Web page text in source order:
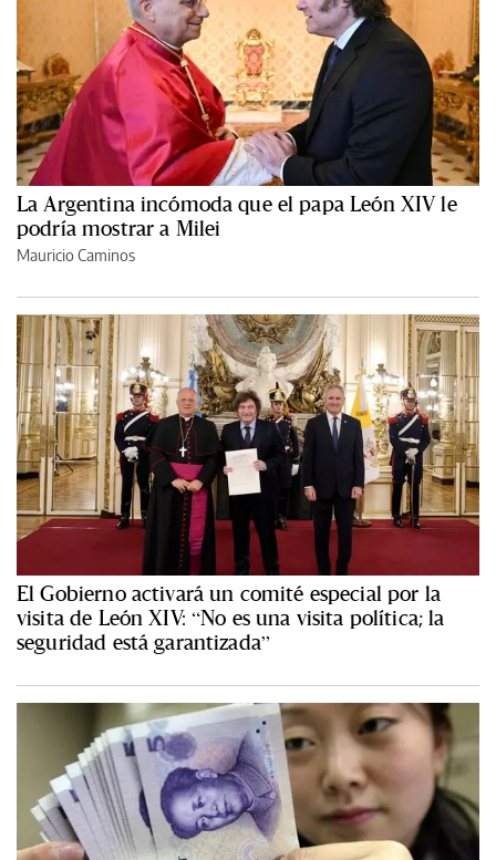
La Argentina incómoda que el papa León XIV le
podría mostrar a Milei
Mauricio Caminos
El Gobierno activará un comité especial por la
visita de León XIV: “No es una visita política; la
seguridad está garantizada”